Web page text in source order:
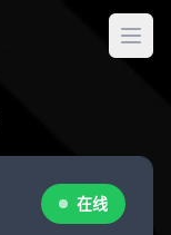
打开
在线